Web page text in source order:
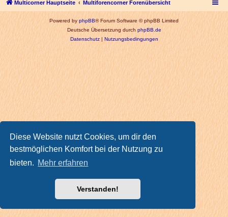
Diese Website nutzt Cookies, um dir den
bestmöglichen Komfort bei der Nutzung zu
bieten. Mehr erfahren
Verstanden!
Multicorner Hauptseite Multiforencorner Forenübersicht
Powered byphpBB® Forum Software © phpBB Limited
Deutsche Übersetzung durchphpBB.de
Datenschutz|Nutzungsbedingungen